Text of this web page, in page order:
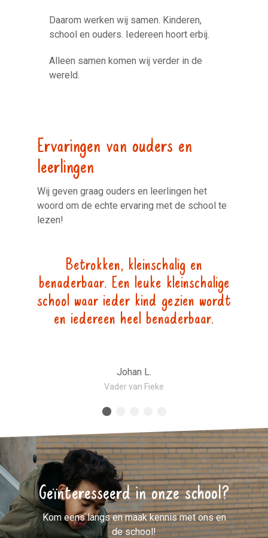
Daarom werken wij samen. Kinderen,
school en ouders. Iedereen hoort erbij.
Alleen samen komen wij verder in de
wereld.
Ervaringen van ouders en
leerlingen
Wij geven graag ouders en leerlingen het
woord om de echte ervaring met de school te
lezen!
Betrokken, kleinschalig en
benaderbaar. Een leuke kleinschalige
school waar ieder kind gezien wordt
en iedereen heel benaderbaar.
Johan L.
Vader van Fieke
Geïnteresseerd in onze school?
Kom eens langs en maak kennis met ons en
de school!